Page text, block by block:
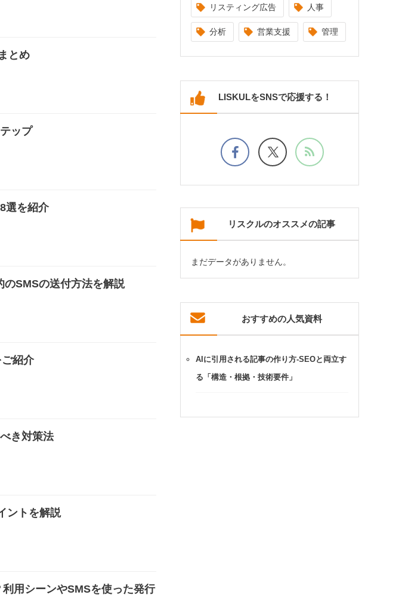
とめ
ップ
選を紹介
SMSの送付方法を解説
紹介
き対策法
ントを解説
用シーンやSMSを使った発行
リスティング広告 人事
分析 営業支援 管理
LISKULをSNSで応援する！
リスクルのオススメの記事
まだデータがありません。
おすすめの人気資料
AIに引用される記事の作り方-SEOと両立す
る「構造・根拠・技術要件」